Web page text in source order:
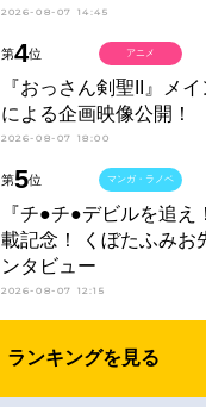
2026-08-07 14:45
第4位
『おっさん剣聖II』メ
による企画映像公開！
2026-08-07 18:00
アニメ
第5位
『チ●チ●デビルを追え
載記念！ くぼたふみお
ンタビュー
2026-08-07 12:15
マンガ・ラノベ
ランキングを見る